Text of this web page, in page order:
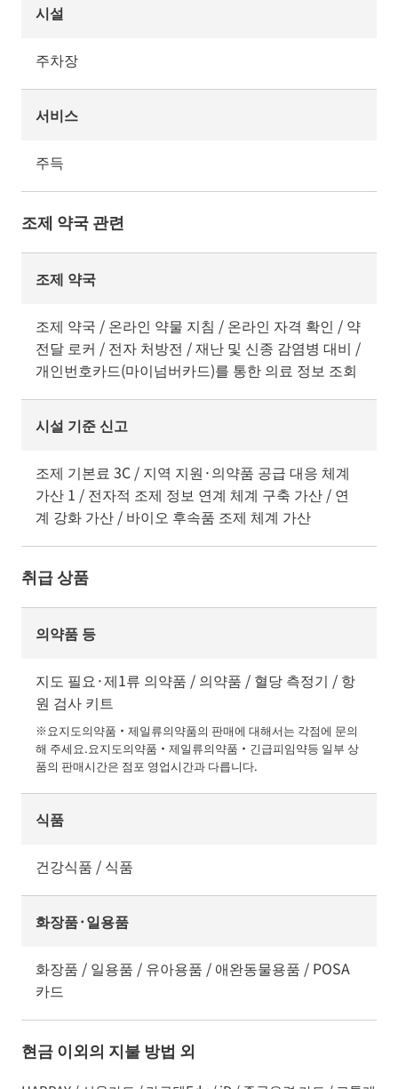
시설
주차장
서비스
주득
조제 약국 관련
조제 약국
조제 약국 / 온라인 약물 지침 / 온라인 자격 확인 / 약
전달 로커 / 전자 처방전 / 재난 및 신종 감염병 대비 /
개인번호카드(마이넘버카드)를 통한 의료 정보 조회
시설 기준 신고
조제 기본료 3C / 지역 지원·의약품 공급 대응 체계
가산 1 / 전자적 조제 정보 연계 체계 구축 가산 / 연
계 강화 가산 / 바이오 후속품 조제 체계 가산
취급 상품
의약품 등
지도 필요·제1류 의약품 / 의약품 / 혈당 측정기 / 항
원 검사 키트
※요지도의약품・제일류의약품의 판매에 대해서는 각점에 문의
해 주세요.요지도의약품・제일류의약품・긴급피임약등 일부 상
품의 판매시간은 점포 영업시간과 다릅니다.
식품
건강식품 / 식품
화장품·일용품
화장품 / 일용품 / 유아용품 / 애완동물용품 / POSA
카드
현금 이외의 지불 방법 외